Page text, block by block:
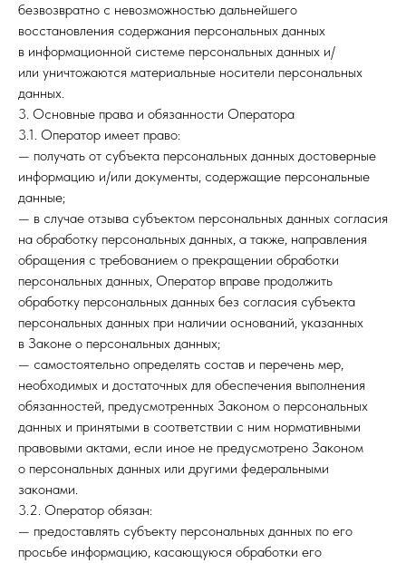
безвозвратно с невозможностью дальнейшего
восстановления содержания персональных данных
в информационной системе персональных данных и/
или уничтожаются материальные носители персональных
данных.
3. Основные права и обязанности Оператора
3.1. Оператор имеет право:
— получать от субъекта персональных данных достоверные
информацию и/или документы, содержащие персональные
данные;
— в случае отзыва субъектом персональных данных согласия
на обработку персональных данных, а также, направления
обращения с требованием о прекращении обработки
персональных данных, Оператор вправе продолжить
обработку персональных данных без согласия субъекта
персональных данных при наличии оснований, указанных
в Законе о персональных данных;
— самостоятельно определять состав и перечень мер,
необходимых и достаточных для обеспечения выполнения
обязанностей, предусмотренных Законом о персональных
данных и принятыми в соответствии с ним нормативными
правовыми актами, если иное не предусмотрено Законом
о персональных данных или другими федеральными
законами.
3.2. Оператор обязан:
— предоставлять субъекту персональных данных по его
просьбе информацию, касающуюся обработки его